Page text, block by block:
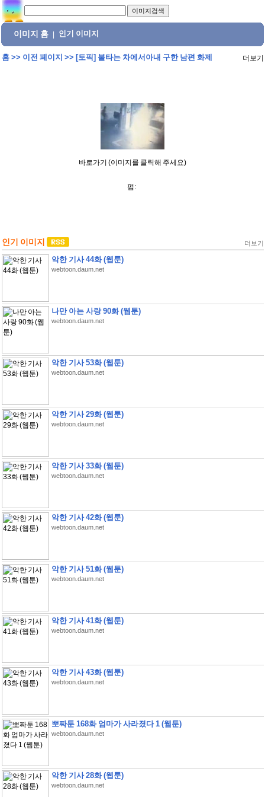
이미지 홈 인기 이미지
홈>> 이전 페이지 >> [토픽] 불타는 차에서아내 구한 남편 화제 더보기
바로가기 (이미지를 클릭해 주세요)
펌:
인기 이미지 더보기
악한 기사 44화 (웹툰)
webtoon.daum.net
나만 아는 사랑 90화 (웹툰)
webtoon.daum.net
악한 기사 53화 (웹툰)
webtoon.daum.net
악한 기사 29화 (웹툰)
webtoon.daum.net
악한 기사 33화 (웹툰)
webtoon.daum.net
악한 기사 42화 (웹툰)
webtoon.daum.net
악한 기사 51화 (웹툰)
webtoon.daum.net
악한 기사 41화 (웹툰)
webtoon.daum.net
악한 기사 43화 (웹툰)
webtoon.daum.net
뽀짜툰 168화 엄마가 사라졌다 1 (웹툰)
webtoon.daum.net
악한 기사 28화 (웹툰)
webtoon.daum.net